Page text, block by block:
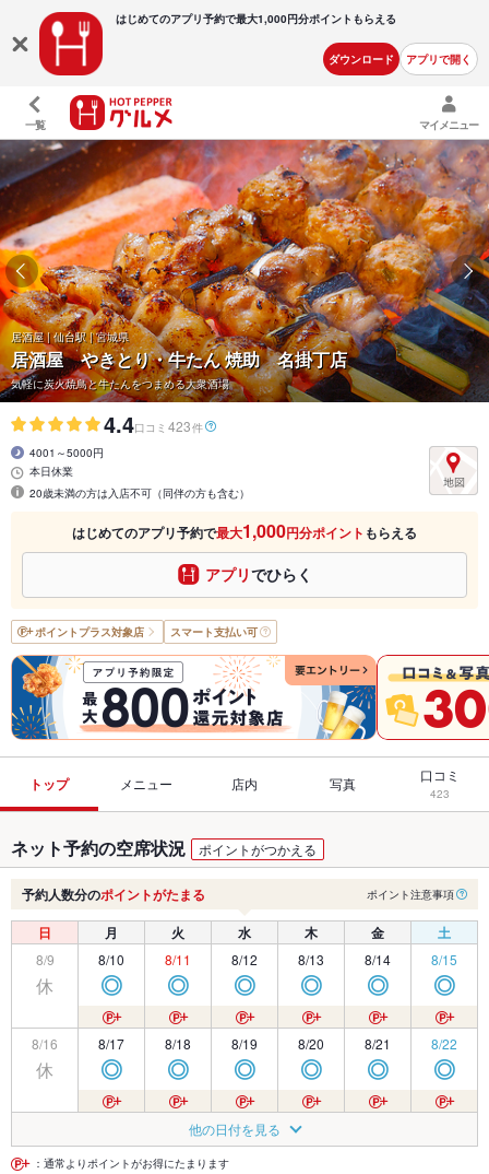
はじめてのアプリ予約で最大1,000円分ポイントもらえる
ダウンロード アプリで開く
一覧 マイメニュー
居酒屋 | 仙台駅 | 宮城県
居酒屋 やきとり・牛たん 焼助 名掛丁店
気軽に炭火焼鳥と牛たんをつまめる大衆酒場
4.4口コミ 423件
4001～5000円
本日休業
20歳未満の方は入店不可（同伴の方も含む）
はじめてのアプリ予約で最大1,000円分ポイント もらえる
アプリでひらく
ポイントプラス対象店 スマート支払い可
トップ メニュー 店内 写真 口コミ
423
ネット予約の空席状況 ポイントがつかえる
予約人数分のポイントがたまる ポイント注意事項
日 月 火 水 木 金 土
8/9
休
8/10
◎
8/11
◎
8/12
◎
8/13
◎
8/14
◎
8/15
◎
8/16
休
8/17
◎
8/18
◎
8/19
◎
8/20
◎
8/21
◎
8/22
◎
休 ◎
8/25
◎
8/26
◎
8/27
◎ ◎ ◎
他の日付を見る
：通常よりポイントがお得にたまります